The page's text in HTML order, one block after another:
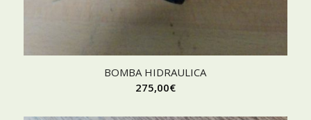
BOMBA HIDRAULICA
275,00€